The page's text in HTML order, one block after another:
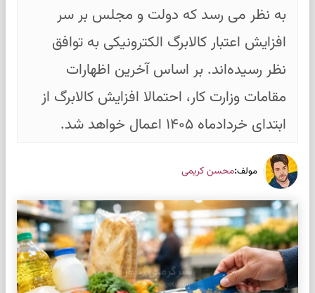
به نظر می رسد که دولت و مجلس بر سر
افزایش اعتبار کالابرگ الکترونیکی به توافق
نظر رسیده‌اند. بر اساس آخرین اظهارات
مقامات وزارت کار، احتمالا افزایش کالابرگ از
ابتدای خردادماه ۱۴۰۵ اعمال خواهد شد.
مولف:محسن کریمی